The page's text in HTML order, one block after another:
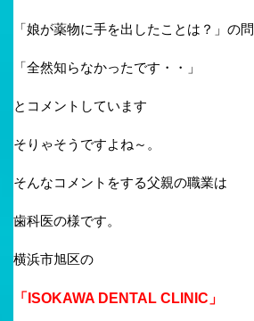
「娘が薬物に手を出したことは？」の
「全然知らなかったです・・」
とコメントしています
そりゃそうですよね～。
そんなコメントをする父親の職業は
歯科医の様です。
横浜市旭区の
「ISOKAWA DENTAL CLINIC」